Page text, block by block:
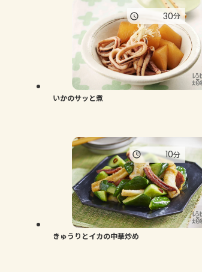
いかのサッと煮
30分
きゅうりとイカの中華炒め
10分